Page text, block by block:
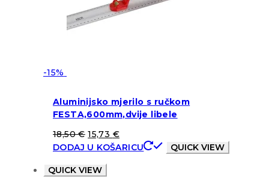
-15%
Aluminijsko mjerilo s ručkom
FESTA,600mm,dvije libele
18,50€ 15,73 €
DODAJ U KOŠARICU
QUICK VIEW
QUICK VIEW